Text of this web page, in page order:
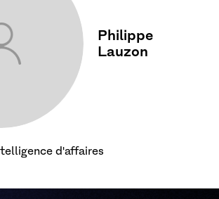
Philippe
Lauzon
d'affaires